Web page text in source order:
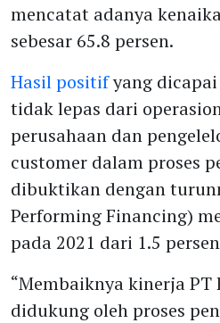
mencatat adanya
sebesar 65.8 persen.
Hasil positifyang
tidak lepas dari
perusahaan dan
customer dalam proses
dibuktikan dengan
Performing Financing)
pada 2021 dari 1.5
“Membaiknya kinerja PT
didukung oleh proses